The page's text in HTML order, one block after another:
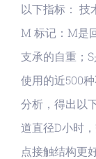
以下指标： 技
M 标记：M是
支承的自重；
使用的近500
分析，得出以
道直径D小时
点接触结构更